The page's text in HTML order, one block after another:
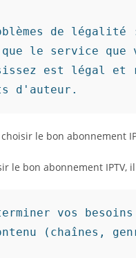
de légalité
que le service que
est légal et
d'auteur.
le bon abonnement
le bon abonnement IPTV,
vos
(chaînes,